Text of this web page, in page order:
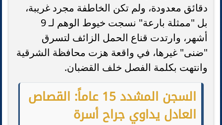
دقائق معدودة، ولم تكن الخاطفة مجرد غريبة،
بل "ممثلة بارعة" نسجت خيوط الوهم لـ 9
أشهر، وارتدت قناع الحمل الزائف لتسرق
"ضنى" غيرها، في واقعة هزت محافظة الشرقية
وانتهت بكلمة الفصل خلف القضبان.
السجن المشدد 15 عاماً: القصاص
العادل يداوي جراح أسرة